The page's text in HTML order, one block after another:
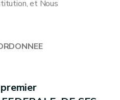
et Nous